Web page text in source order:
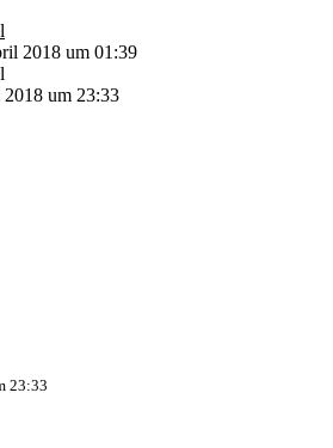
2018 um 01:39
um 23:33
23:33